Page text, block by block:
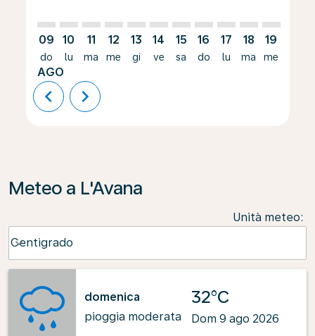
09
do
AGO
10
lu
11
ma
12
me
13
gi
14
ve
15
sa
16
do
17
lu
18
ma
19
me
chevron_left chevron_right
Meteo a L'Avana
Unità meteo:
Centigrado
keyboard_arrow_down
domenica
pioggia moderata
32°C
Dom 9 ago 2026